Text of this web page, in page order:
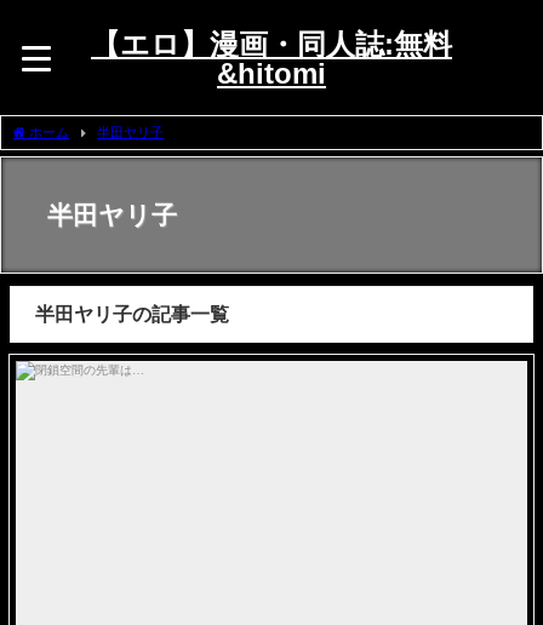
【エロ】漫画・同人誌:無料
&hitomi
ホーム 半田ヤリ子
半田ヤリ子
半田ヤリ子の記事一覧